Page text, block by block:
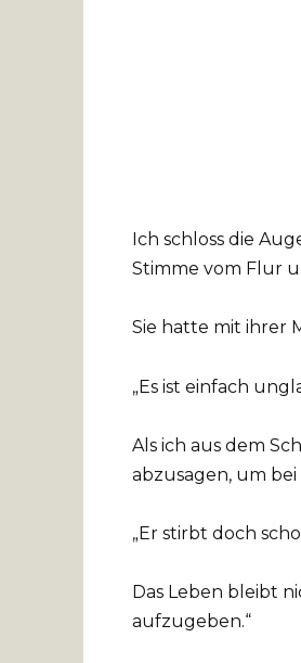
Ich schloss die
Stimme vom Flur
Sie hatte mit ihrer
„Es ist einfach
Als ich aus dem
abzusagen, um
„Er stirbt doch
Das Leben bleibt
aufzugeben.“